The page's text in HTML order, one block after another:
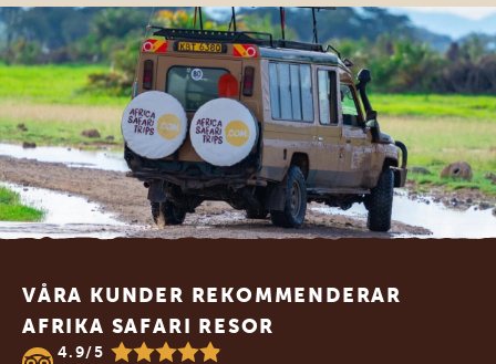
VÅRA KUNDER REKOMMENDERAR
AFRIKA SAFARI RESOR
4.9/5